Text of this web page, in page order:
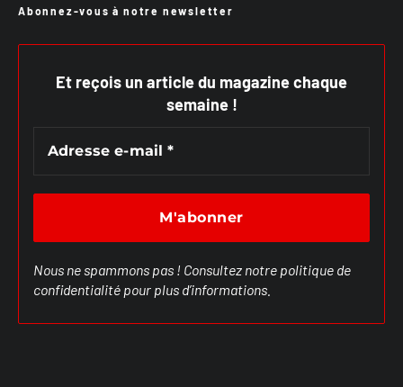
Abonnez-vous à notre newsletter
Et reçois un article du magazine chaque
semaine !
Nous ne spammons pas ! Consultez notre politique de
confidentialité pour plus d’informations.